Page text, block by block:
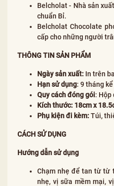
Belcholat - Nhà sản
chuẩn Bỉ.
Belcholat Chocolate
cấp cho những người
THÔNG TIN SẢN PHẨM
Ngày sản xuất: In trên
Hạn sử dụng: 9 tháng
Quy cách đóng gói: Hộp
Kích thước: 18cm x
Phụ kiện đi kèm:Túi,
CÁCH SỬ DỤNG
Hướng dẫn sử dụng
Chạm nhẹ để tan từ từ
nhẹ, vị sữa mềm mại,